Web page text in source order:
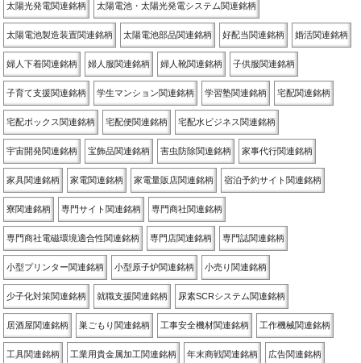
太陽光発電関連銘柄 太陽電池・太陽光発電システム関連銘柄
太陽電池製造装置関連銘柄 太陽電池部品関連銘柄 好配当関連銘柄 婚活関連銘柄
婦人下着関連銘柄 婦人服関連銘柄 婦人靴関連銘柄 子供服関連銘柄
子育て支援関連銘柄 学生マンション関連銘柄 学習塾関連銘柄 宅配関連銘柄
宅配ボックス関連銘柄 宅配便関連銘柄 宅配水ビジネス関連銘柄
宇宙開発関連銘柄 宝飾品関連銘柄 害虫防除関連銘柄 家事代行関連銘柄
家具関連銘柄 家電関連銘柄 家電量販店関連銘柄 宿泊予約サイト関連銘柄
寮関連銘柄 専門サイト関連銘柄 専門商社関連銘柄
専門商社電磁環境適合性関連銘柄 専門店関連銘柄 専門誌関連銘柄
小型プリンター関連銘柄 小型原子炉関連銘柄 小売り関連銘柄
少子化対策関連銘柄 就職支援関連銘柄 尿素SCRシステム関連銘柄
居酒屋関連銘柄 巣ごもり関連銘柄 工事安全機材関連銘柄 工作機械関連銘柄
工具関連銘柄 工業用貴金属加工関連銘柄 年末商戦関連銘柄 広告関連銘柄